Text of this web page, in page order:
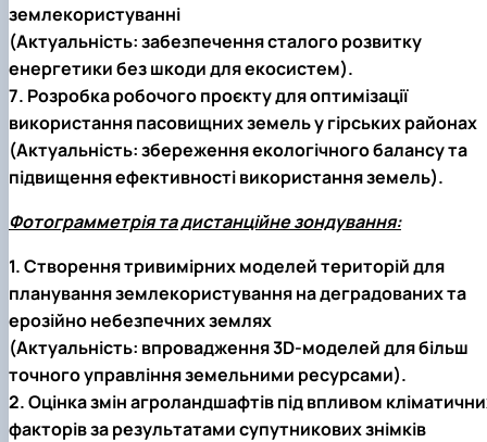
землекористуванні
(Актуальність: забезпечення сталого розвитку
енергетики без шкоди для екосистем).
7. Розробка робочого проєкту для оптимізації
використання пасовищних земель у гірських районах
(Актуальність: збереження екологічного балансу та
підвищення ефективності використання земель).
Фотограмметрія та дистанційне зондування:
1. Створення тривимірних моделей територій для
планування землекористування на деградованих та
ерозійно небезпечних землях
(Актуальність: впровадження 3D-моделей для більш
точного управління земельними ресурсами).
2. Оцінка змін агроландшафтів під впливом
факторів за результатами супутникових знімків